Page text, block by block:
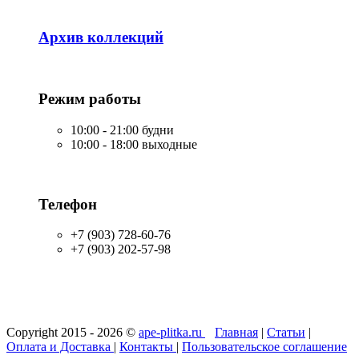
Архив коллекций
Режим работы
10:00 - 21:00 будни
10:00 - 18:00 выходные
Телефон
+7 (903) 728-60-76
+7 (903) 202-57-98
Copyright 2015 - 2026 © ape-plitka.ru Главная | Статьи |
Оплата и Доставка | Контакты | Пользовательское соглашение